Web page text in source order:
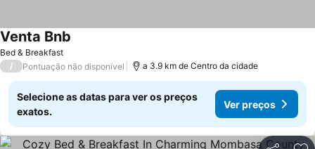
Bed & Breakfast
Venta Bnb
/ Pontuação não disponível a 3.9 km de Centro da cidade
Selecione as datas para ver os preços
exatos.
Ver preços